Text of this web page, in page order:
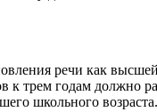
речи как
трем годам должно
школьного возраста.